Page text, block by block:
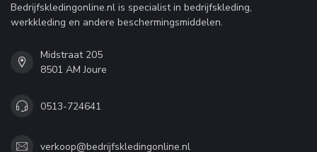
Bedrijfskledingonline.nl is specialist in bedrijfskleding,
werkkleding en andere beschermingsmiddelen.
Midstraat 205
8501 AM Joure
0513-724641
verkoop@bedrijfskledingonline.nl